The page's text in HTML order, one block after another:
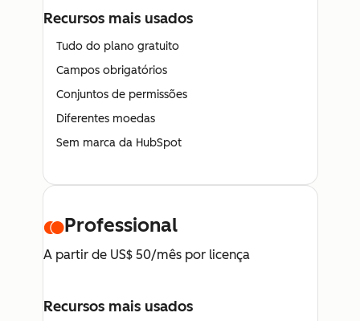
Recursos mais usados
Tudo do plano gratuito
Campos obrigatórios
Conjuntos de permissões
Diferentes moedas
Sem marca da HubSpot
Professional
A partir de US$ 50/mês por licença
Recursos mais usados